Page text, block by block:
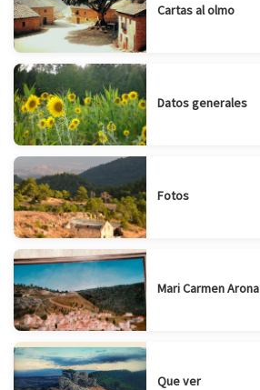
Cartas al olmo
Datos generales
Fotos
Mari Carmen Arona
Que ver